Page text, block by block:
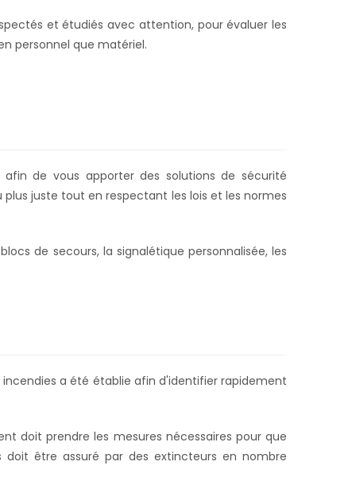
et étudiés avec attention, pour évaluer les
personnel que matériel.
de vous apporter des solutions de sécurité
juste tout en respectant les lois et les normes
de secours, la signalétique personnalisée, les
a été établie afin d'identifier rapidement
doit prendre les mesures nécessaires pour que
être assuré par des extincteurs en nombre